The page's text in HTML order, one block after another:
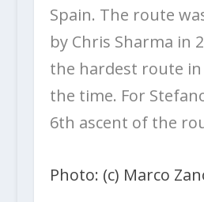
Spain. The route
by Chris Sharma in
the hardest route
the time. For
6th ascent of the
Photo: (c) Marco